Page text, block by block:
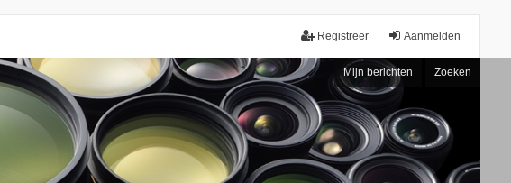
Aanmelden
Registreer
Mijn berichten Zoeken